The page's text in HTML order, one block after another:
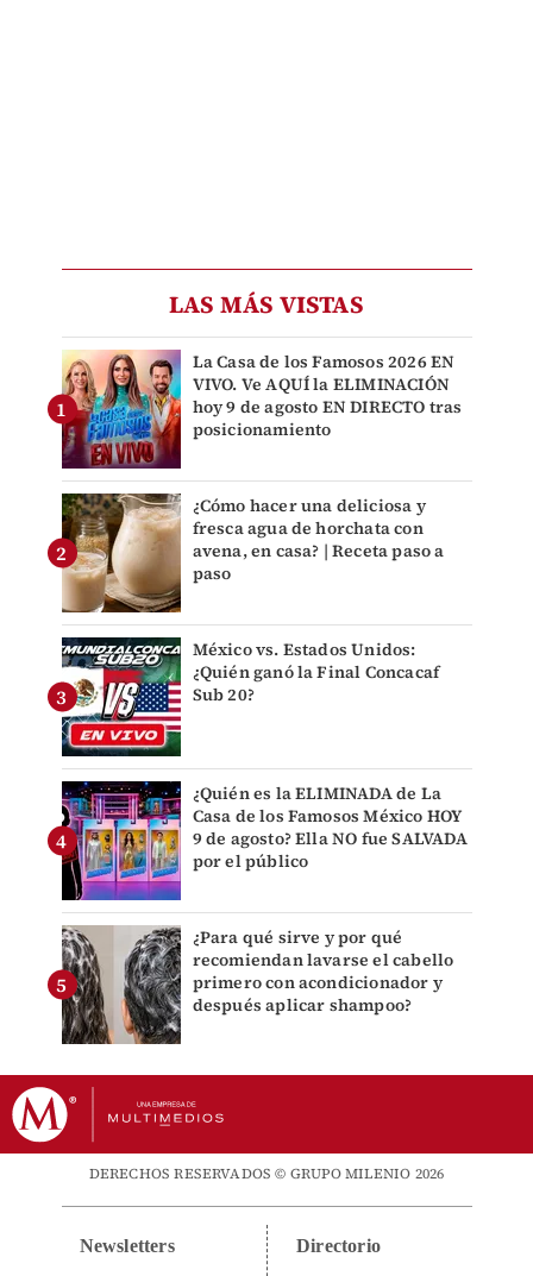
LAS MÁS VISTAS
La Casa de los Famosos 2026 EN
VIVO. Ve AQUÍ la ELIMINACIÓN
hoy 9 de agosto EN DIRECTO tras
posicionamiento
¿Cómo hacer una deliciosa y
fresca agua de horchata con
avena, en casa? | Receta paso a
paso
México vs. Estados Unidos:
¿Quién ganó la Final Concacaf
Sub 20?
¿Quién es la ELIMINADA de La
Casa de los Famosos México HOY
9 de agosto? Ella NO fue SALVADA
por el público
¿Para qué sirve y por qué
recomiendan lavarse el cabello
primero con acondicionador y
después aplicar shampoo?
DERECHOS RESERVADOS © GRUPO MILENIO 2026
Newsletters Directorio